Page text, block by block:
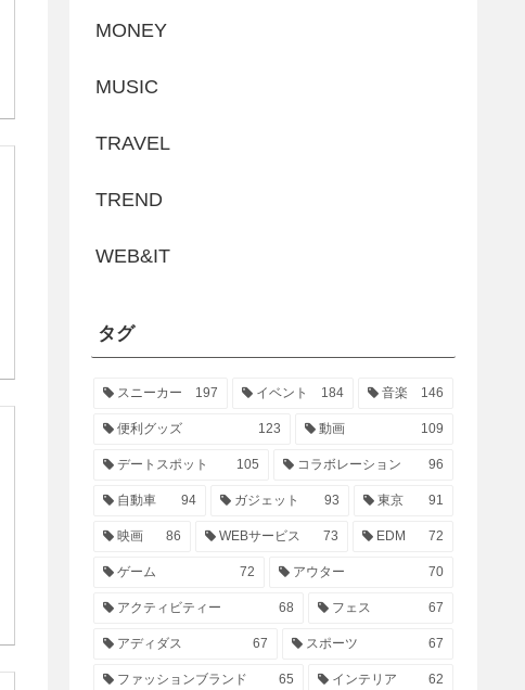
MONEY
MUSIC
TRAVEL
TREND
WEB&IT
タグ
スニーカー 197 イベント 184 音楽 146
便利グッズ 123 動画 109
デートスポット 105 コラボレーション 96
自動車 94 ガジェット 93 東京 91
映画 86 WEBサービス 73 EDM 72
ゲーム 72 アウター 70
アクティビティー 68 フェス 67
アディダス 67 スポーツ 67
ファッションブランド 65 インテリア 62